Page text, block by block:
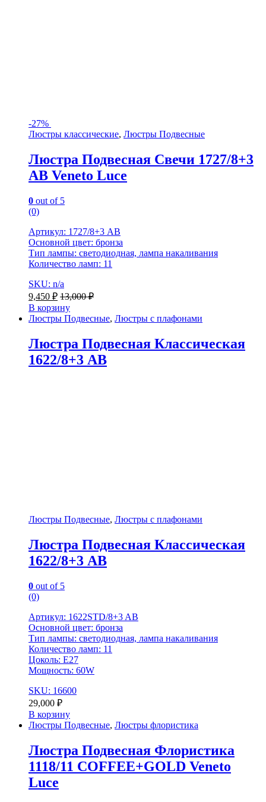
-27%
Люстры классические, Люстры Подвесные
Люстра Подвесная Свечи 1727/8+3
AB Veneto Luce
0 out of 5
(0)
Артикул: 1727/8+3 AB
Основной цвет: бронза
Тип лампы: светодиодная, лампа накаливания
Количество ламп: 11
SKU: n/a
9,450 ₽ 13,000₽
В корзину
Люстры Подвесные, Люстры с плафонами
Люстра Подвесная Классическая
1622/8+3 AB
Люстры Подвесные, Люстры с плафонами
Люстра Подвесная Классическая
1622/8+3 AB
0 out of 5
(0)
Артикул: 1622STD/8+3 AB
Основной цвет: бронза
Тип лампы: светодиодная, лампа накаливания
Количество ламп: 11
Цоколь: E27
Мощность: 60W
SKU: 16600
29,000 ₽
В корзину
Люстры Подвесные, Люстры флористика
Люстра Подвесная Флористика
1118/11 COFFEE+GOLD Veneto
Luce